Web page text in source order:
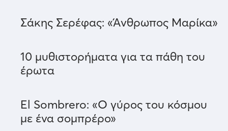
Σάκης Σερέφας: «Άνθρωπος Μαρίκα»
10 μυθιστορήματα για τα πάθη του
έρωτα
El Sombrero: «Ο γύρος του κόσμου
με ένα σομπρέρο»